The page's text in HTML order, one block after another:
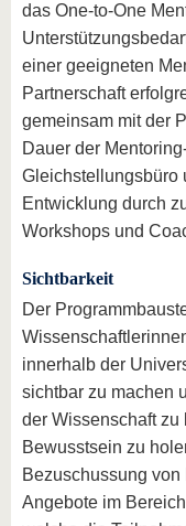
das One-to-One
einer geeigneten
Partnerschaft
gemeinsam mit der
Dauer der
Gleichstellungsbüro
Entwicklung durch
Workshops und
Sichtbarkeit
Der
innerhalb der
sichtbar zu machen
der Wissenschaft
Bewusstsein zu
Bezuschussung
Angebote im